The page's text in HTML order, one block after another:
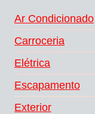
Ar Condicionado
Carroceria
Elétrica
Escapamento
Exterior